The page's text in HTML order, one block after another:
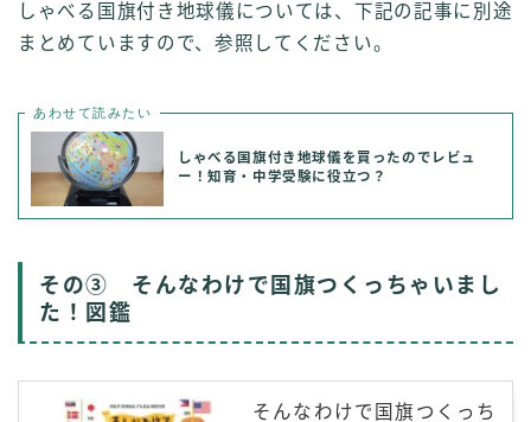
しゃべる国旗付き地球儀については、下記の記事に別途
まとめていますので、参照してください。
あわせて読みたい
しゃべる国旗付き地球儀を買ったのでレビュ
ー！知育・中学受験に役立つ？
その③ そんなわけで国旗つくっちゃいまし
た！図鑑
そんなわけで国旗つくっち